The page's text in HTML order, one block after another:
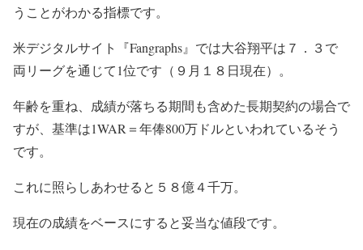
うことがわかる指標です。
米デジタルサイト『Fangraphs』では大谷翔平は７．３で
両リーグを通じて1位です（９月１８日現在）。
年齢を重ね、成績が落ちる期間も含めた長期契約の場合で
すが、基準は1WAR＝年俸800万ドルといわれているそう
です。
これに照らしあわせると５８億４千万。
現在の成績をベースにすると妥当な値段です。